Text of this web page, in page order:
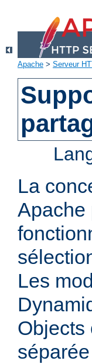
Apache > Serveur
La
Apache
Les
Objects